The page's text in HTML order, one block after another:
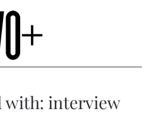
with: interview